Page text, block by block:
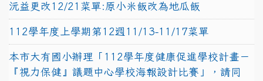
沅益更改12/21菜單:原小米飯改為地瓜飯
112學年度上學期第12週11/13-11/17菜單
本市大有國小辦理「112學年度健康促進學校計畫－
『視力保健』議題中心學校海報設計比賽」，請同